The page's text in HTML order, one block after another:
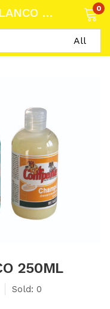
CHAMPU PELO BLANCO 250ML 0
250ML
Sold: 0